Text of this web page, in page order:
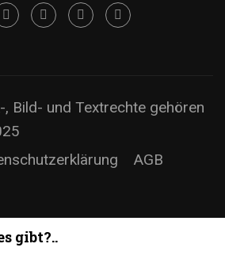
Bild- und Textrechte gehören
AGB
gibt?..